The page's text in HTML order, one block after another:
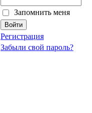
Запомнить меня
Регистрация
Забыли свой пароль?